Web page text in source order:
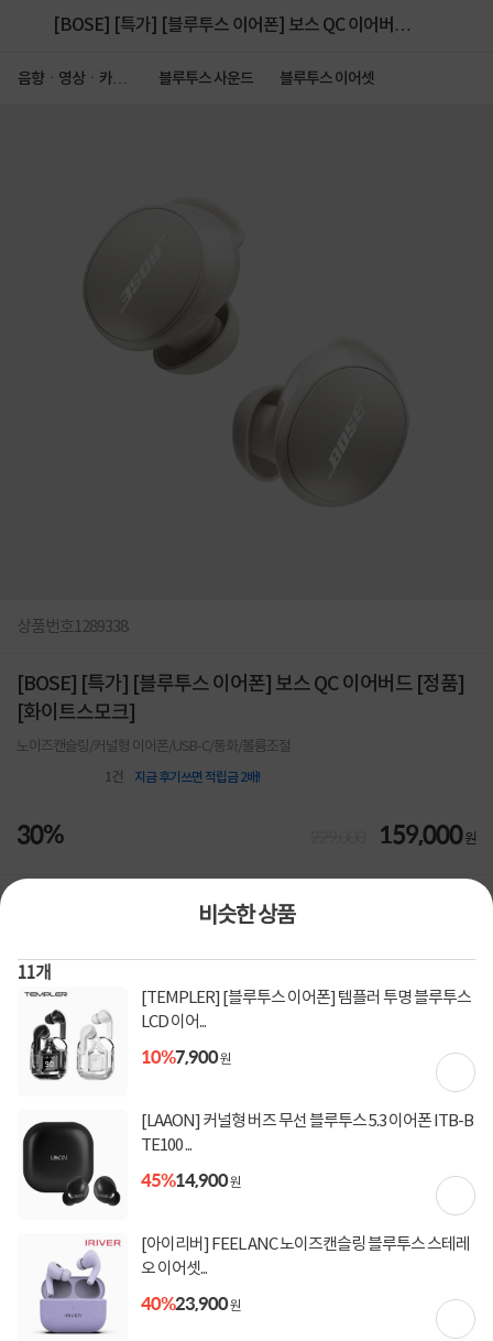
[BOSE] [특가] [블루투스 이어폰] 보스 QC 이어버드
음향ㆍ영상ㆍ카메
블루투스 사운드 블루투스 이어셋
비슷한 상품
11개
[TEMPLER] [블루투스 이어폰] 템플러 투명 블루투스
LCD 이어...
10%7,900원
[LAAON] 커널형 버즈 무선 블루투스 5.3 이어폰 ITB-B
TE100 ...
45%14,900원
[아이리버] FEEL ANC 노이즈캔슬링 블루투스 스테레
오 이어셋...
40%23,900원
상품번호1289338
[BOSE] [특가] [블루투스 이어폰] 보스 QC 이어버드 [정품]
[화이트스모크]
노이즈캔슬링/커널형 이어폰/USB-C/통화/볼륨조절
1건 지금 후기쓰면 적립금 2배!
30% 159,000원
[토스페이 X 계좌이체] 50,000원 즉시할인
(1,000,000원 이상 결제 시)
[토스페이 X 농협카드] 5% 즉시할인 (800,000원 이
상 결제 시)
[토스페이 X 현대카드] 5% 즉시할인 (800,000원 이
상 결제 시)
결제혜택 무이자무이자무이자5만원5%포인트
배송정보
배송비